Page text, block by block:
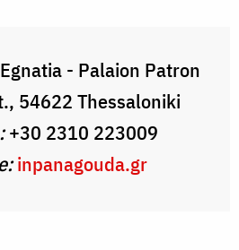
- Palaion Patron
54622 Thessaloniki
+30 2310 223009
inpanagouda.gr